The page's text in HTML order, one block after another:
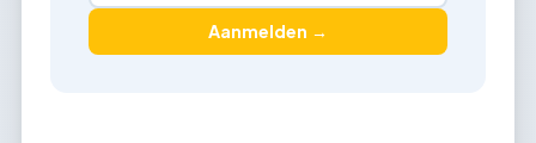
Aanmelden →